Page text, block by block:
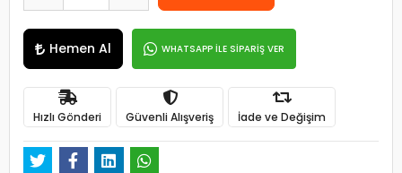
Hemen Al WHATSAPP İLE SİPARİŞ VER
Hızlı Gönderi Güvenli Alışveriş İade ve Değişim